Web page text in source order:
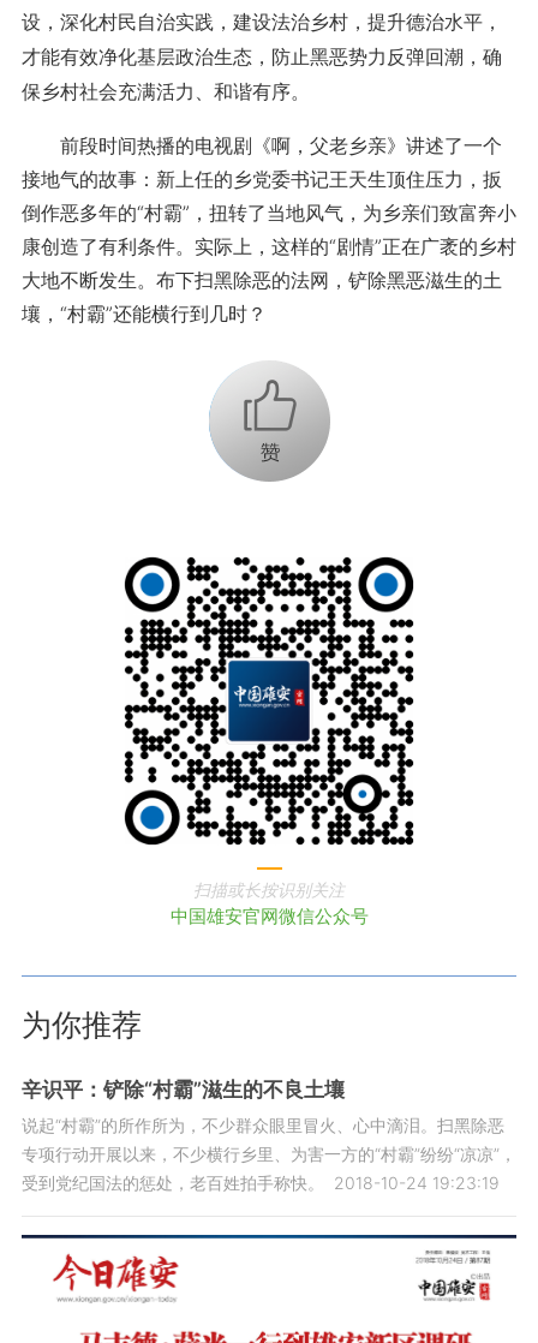
设，深化村民自治实践，建设法治乡村，提升德治水平，
才能有效净化基层政治生态，防止黑恶势力反弹回潮，确
保乡村社会充满活力、和谐有序。
前段时间热播的电视剧《啊，父老乡亲》讲述了一个
接地气的故事：新上任的乡党委书记王天生顶住压力，扳
倒作恶多年的“村霸”，扭转了当地风气，为乡亲们致富奔小
康创造了有利条件。实际上，这样的“剧情”正在广袤的乡村
大地不断发生。布下扫黑除恶的法网，铲除黑恶滋生的土
壤，“村霸”还能横行到几时？
+1
扫描或长按识别关注
中国雄安官网微信公众号
为你推荐
辛识平：铲除“村霸”滋生的不良土壤
说起“村霸”的所作所为，不少群众眼里冒火、心中滴泪。扫黑除恶
专项行动开展以来，不少横行乡里、为害一方的“村霸”纷纷“凉凉”，
受到党纪国法的惩处，老百姓拍手称快。
2018-10-24 19:23:19